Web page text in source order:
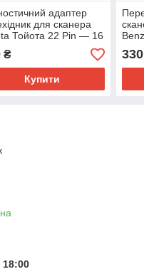
адаптер
для сканера
Тойота 22 Pin — 16
2 ELM327
₴
Купити
330
18:00